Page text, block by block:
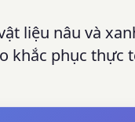
liệu nâu và
khắc phục thực